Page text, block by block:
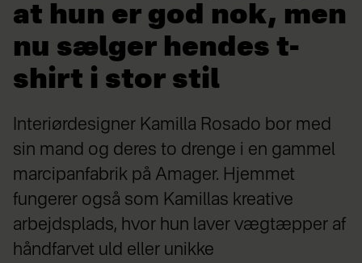
at hun er god nok, men
nu sælger hendes t-
shirt i stor stil
Interiørdesigner Kamilla Rosado bor med
sin mand og deres to drenge i en gammel
marcipanfabrik på Amager. Hjemmet
fungerer også som Kamillas kreative
arbejdsplads, hvor hun laver vægtæpper af
håndfarvet uld eller unikke